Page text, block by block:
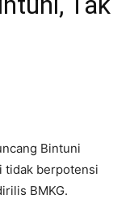
Bintuni
tidak berpotensi
BMKG.